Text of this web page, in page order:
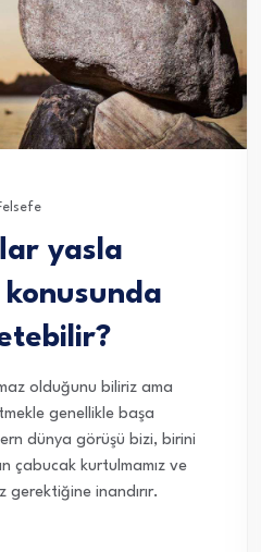
yasla
konusunda
olduğunu biliriz ama
genellikle başa
dünya görüşü bizi, birini
çabucak kurtulmamız ve
inandırır.